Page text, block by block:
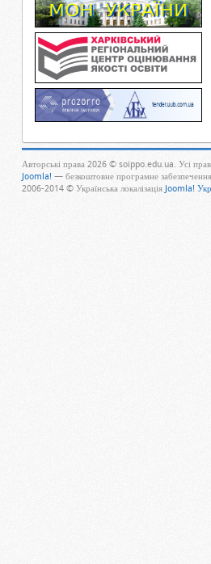
Авторські права 2026 © soippo.edu.ua. Усі
Joomla! — безкоштовне програмне
2006-2014 © Українська локалізація Joomla!